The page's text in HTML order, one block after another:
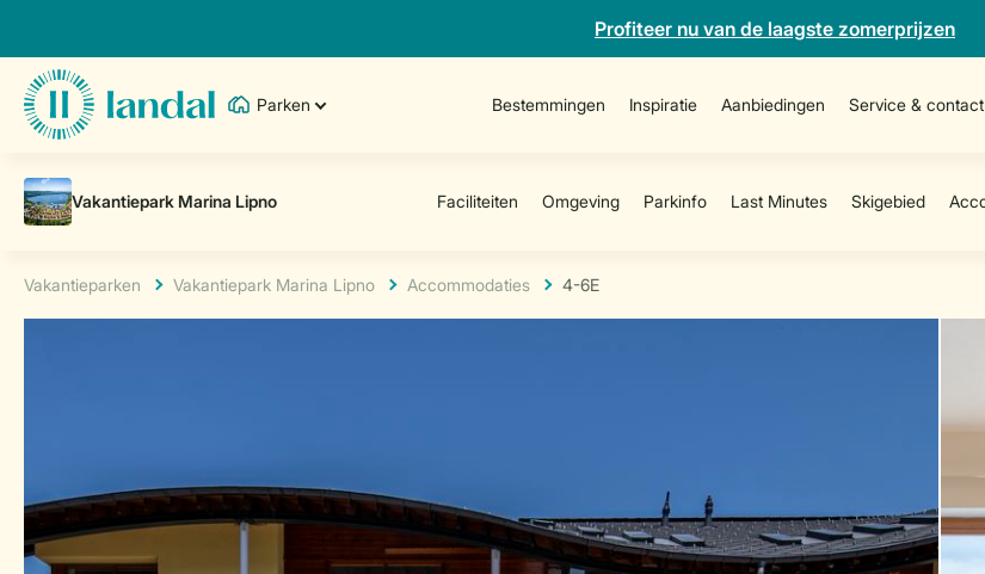
Profiteer nu van de laagste zomerprijzen
Parken Bestemmingen Inspiratie Aanbiedingen Service & contact
Vakantieparken Vakantiepark Marina Lipno Accommodaties 4-6E